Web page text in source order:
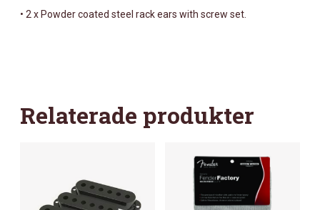
• 2 x Powder coated steel rack ears with screw set.
Relaterade produkter